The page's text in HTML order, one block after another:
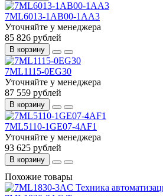
7ML6013-1AB00-1AA3
Уточняйте у менеджера
85 826 рублей
В корзину
7ML1115-0EG30
Уточняйте у менеджера
87 559 рублей
В корзину
7ML5110-1GE07-4AF1
Уточняйте у менеджера
93 625 рублей
В корзину
Похожие товары